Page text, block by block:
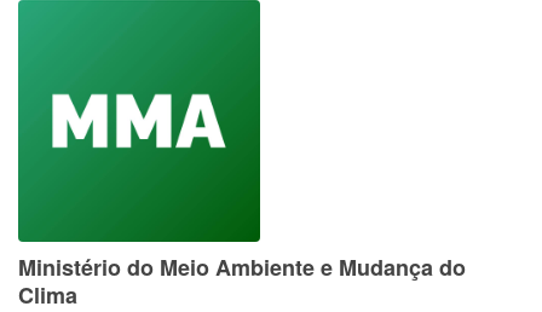
Ministério do Meio Ambiente e Mudança do
Clima